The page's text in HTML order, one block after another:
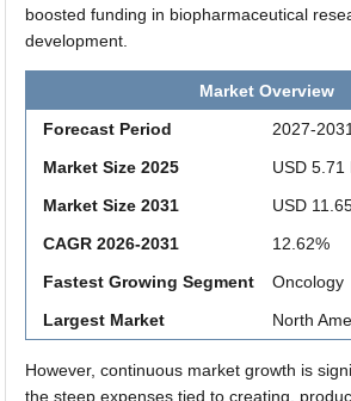
boosted funding in biopharmaceutical
development.
Market Overview
Forecast Period
2027-
Market Size 2025
USD 5.71
Market Size 2031
USD
CAGR 2026-2031
12.62%
Fastest Growing Segment
Oncology
Largest Market
North
However, continuous market growth is
the steep expenses tied to creating,